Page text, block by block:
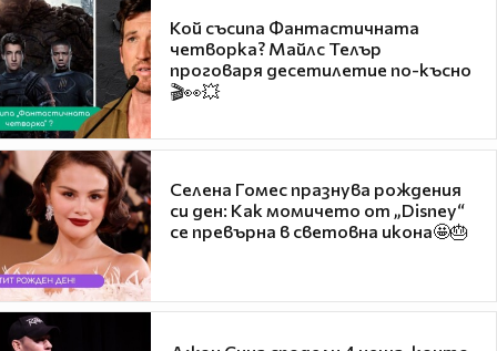
Кой съсипа Фантастичната
четворка? Майлс Телър
проговаря десетилетие по-късно
🎬👀💥
Селена Гомес празнува рождения
си ден: Как момичето от „Disney“
се превърна в световна икона🤩🎂